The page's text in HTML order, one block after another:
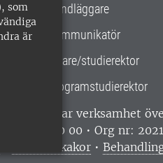
som
är
Handläggare
Kommunikatör
Lärare/studierektor
Programstudierektor
har verksamhet
018-67 10 00 • Org nr:
Hantera kakor •